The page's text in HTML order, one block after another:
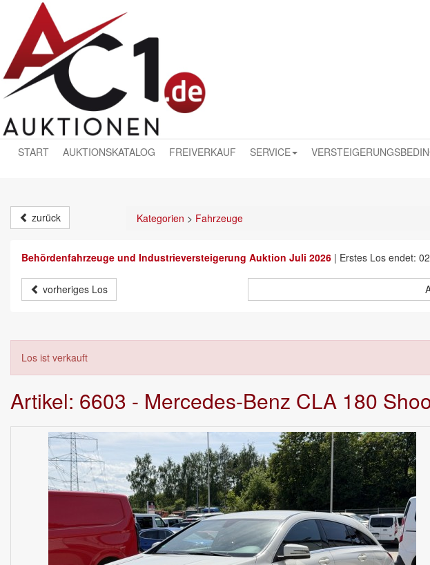
START AUKTIONSKATALOG FREIVERKAUF SERVICE
zurück Kategorien > Fahrzeuge
Behördenfahrzeuge und Industrieversteigerung Auktion Juli 2026 | Erstes Los endet:
vorheriges Los
Los ist verkauft
Artikel: 6603 - Mercedes-Benz CLA 180